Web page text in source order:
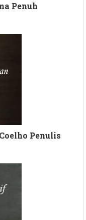
Penuh
Penulis